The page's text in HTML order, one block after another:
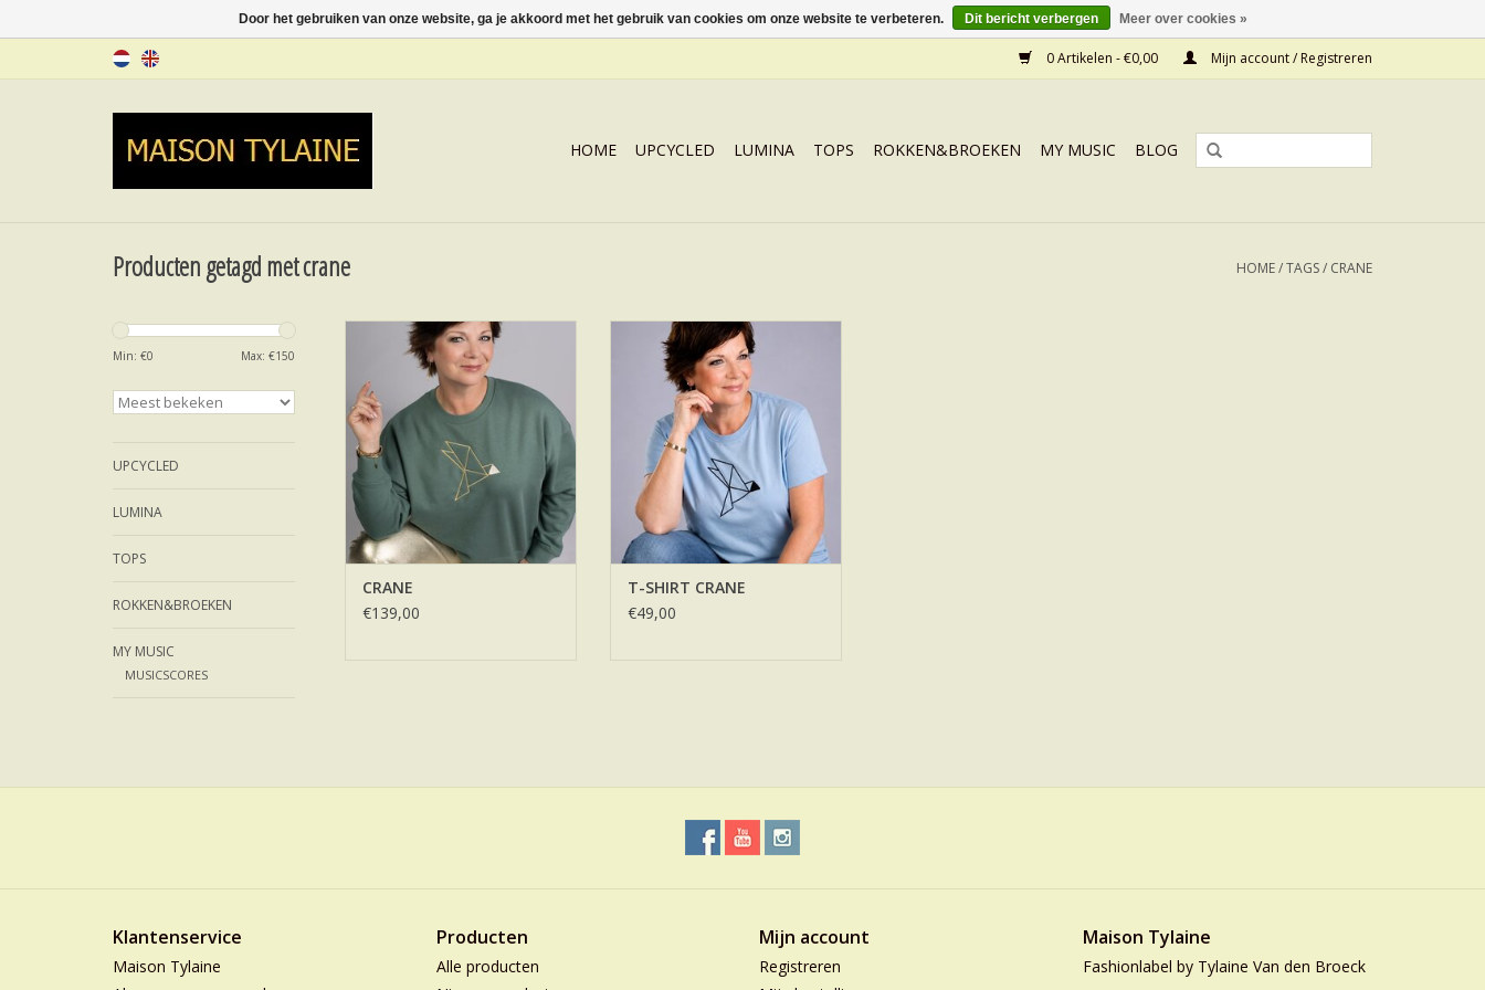
0 Artikelen - €0,00 Mijn account / Registreren
HOME UPCYCLED LUMINA TOPS ROKKEN&BROEKEN MY MUSIC BLOG
Producten getagd met crane HOME/TAGS/ CRANE
Min: €0 Max: €150
UPCYCLED
LUMINA
TOPS
ROKKEN&BROEKEN
MY MUSIC
MUSICSCORES
CRANE
TOEVOEGEN AAN WINKELWAGEN
CRANE
€139,00
T-SHIRT CRANE
TOEVOEGEN AAN WINKELWAGEN
T-SHIRT CRANE
€49,00
Klantenservice
Maison Tylaine
Producten
Alle producten
Mijn account
Registreren
Maison Tylaine
Fashionlabel by Tylaine Van den Broeck
Door het gebruiken van onze website, ga je akkoord met het gebruik van cookies om onze website te verbeteren. Dit bericht verbergen Meer over cookies »